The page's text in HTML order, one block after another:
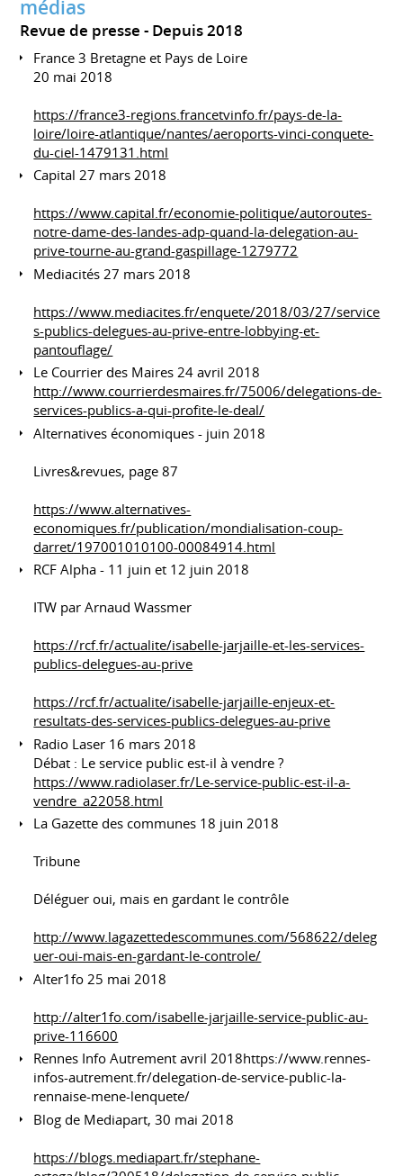
médias
Revue de presse Depuis 2018
France 3 Bretagne et Pays de Loire
20 mai 2018
https://france3-regions.francetvinfo.fr/pays-de-la-
loire/loire-atlantique/nantes/aeroports-vinci-conquete-
du-ciel-1479131.html
Capital 27 mars 2018
https://www.capital.fr/economie-politique/autoroutes-
notre-dame-des-landes-adp-quand-la-delegation-au-
prive-tourne-au-grand-gaspillage-1279772
Mediacités 27 mars 2018
https://www.mediacites.fr/enquete/2018/03/27/service
s-publics-delegues-au-prive-entre-lobbying-et-
pantouflage/
Le Courrier des Maires 24 avril 2018
http://www.courrierdesmaires.fr/75006/delegations-de-
services-publics-a-qui-profite-le-deal/
Alternatives économiques - juin 2018
Livres&revues, page 87
https://www.alternatives-
economiques.fr/publication/mondialisation-coup-
darret/197001010100-00084914.html
RCF Alpha - 11 juin et 12 juin 2018
ITW par Arnaud Wassmer
https://rcf.fr/actualite/isabelle-jarjaille-et-les-services-
publics-delegues-au-prive
https://rcf.fr/actualite/isabelle-jarjaille-enjeux-et-
resultats-des-services-publics-delegues-au-prive
Radio Laser 16 mars 2018
Débat : Le service public est-il à vendre ?
https://www.radiolaser.fr/Le-service-public-est-il-a-
vendre_a22058.html
La Gazette des communes 18 juin 2018
Tribune
Déléguer oui, mais en gardant le contrôle
http://www.lagazettedescommunes.com/568622/deleg
uer-oui-mais-en-gardant-le-controle/
Alter1fo 25 mai 2018
http://alter1fo.com/isabelle-jarjaille-service-public-au-
prive-116600
Rennes Info Autrement avril 2018https://www.rennes-
infos-autrement.fr/delegation-de-service-public-la-
rennaise-mene-lenquete/
Blog de Mediapart, 30 mai 2018
https://blogs.mediapart.fr/stephane-